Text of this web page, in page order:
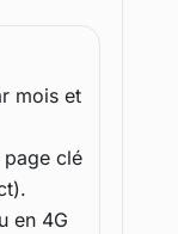
mois et
clé
en 4G